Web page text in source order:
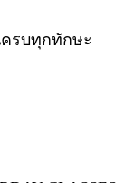
ครบทุกทักษะ